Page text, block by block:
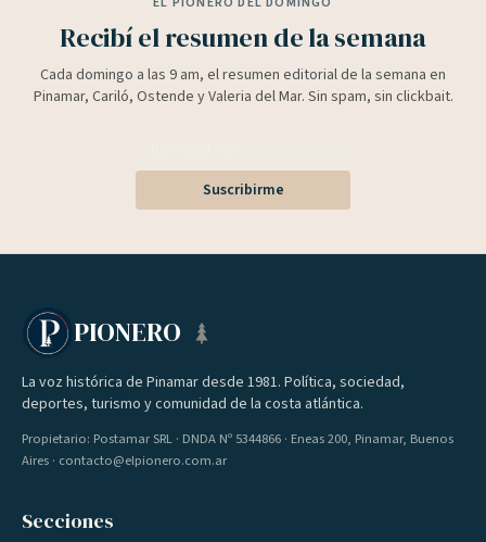
Recibí el resumen de la semana
Cada domingo a las 9 am, el resumen editorial de la semana en
Pinamar, Cariló, Ostende y Valeria del Mar. Sin spam, sin clickbait.
Suscribirme
PIONERO
La voz histórica de Pinamar desde 1981. Política, sociedad,
deportes, turismo y comunidad de la costa atlántica.
Propietario: Postamar SRL · DNDA Nº 5344866 · Eneas 200, Pinamar, Buenos
Aires · contacto@elpionero.com.ar
Secciones